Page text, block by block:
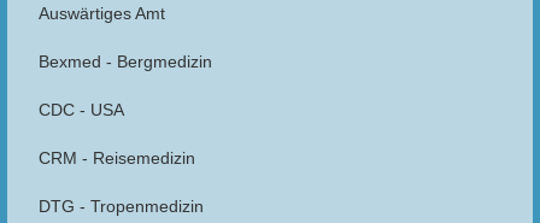
Auswärtiges Amt
Bexmed - Bergmedizin
CDC - USA
CRM - Reisemedizin
DTG - Tropenmedizin